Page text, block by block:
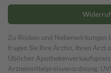
Zu Risiken und Nebenwirkungen
fragen Sie Ihre Ärztin, Ihren Arzt
Üblicher
Arzneimittelpreisverordnung.